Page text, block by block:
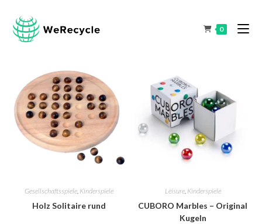
0
Gesellschaftsspiele, Kinderspiele
Holz Solitaire rund
Leisure, Kinderspiele
CUBORO Marbles – Original
Kugeln